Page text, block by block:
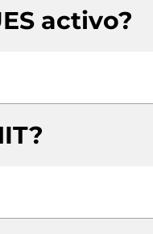
activo?